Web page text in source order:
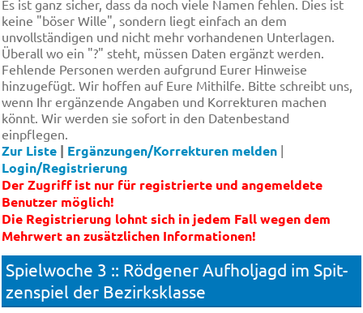
Es ist ganz sicher, dass da noch viele Namen fehlen. Dies ist
keine "böser Wille", sondern liegt einfach an dem
unvollständigen und nicht mehr vorhandenen Unterlagen.
Überall wo ein "?" steht, müssen Daten ergänzt werden.
Fehlende Personen werden aufgrund Eurer Hinweise
hinzugefügt. Wir hoffen auf Eure Mithilfe. Bitte schreibt uns,
wenn Ihr ergänzende Angaben und Korrekturen machen
könnt. Wir werden sie sofort in den Datenbestand
einpflegen.
Zur Liste | Ergänzungen/Korrekturen melden |
Login/Registrierung
Der Zugriff ist nur für registrierte und angemeldete
Benutzer möglich!
Die Registrierung lohnt sich in jedem Fall wegen dem
Mehrwert an zusätzlichen Informationen!
Spielwoche 3 :: Röd­ge­ner Auf­hol­jagd im Spit­
zen­spiel der Bezirksklasse